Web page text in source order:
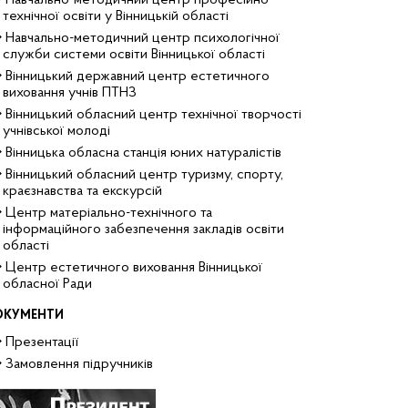
технічної освіти у Вінницькій області
Навчально-методичний центр психологічної
служби системи освіти Вінницької області
Вінницький державний центр естетичного
виховання учнів ПТНЗ
Вінницький обласний центр технічної творчості
учнівської молоді
Вінницька обласна станція юних натуралістів
Вінницький обласний центр туризму, спорту,
краєзнавства та екскурсій
Центр матеріально-технічного та
інформаційного забезпечення закладів освіти
області
Центр естетичного виховання Вінницької
обласної Ради
Презентації
Замовлення підручників